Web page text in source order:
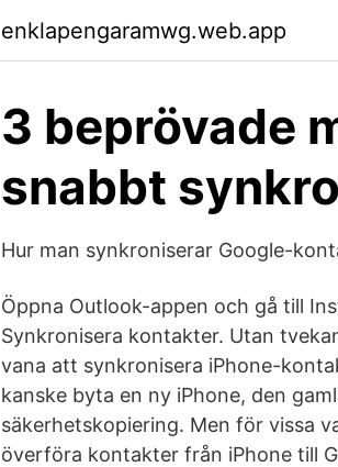
enklapengaramwg.web.app
3 beprövade
snabbt
Hur man synkroniserar Google-
Öppna Outlook-appen och gå till
Synkronisera kontakter. Utan
vana att synkronisera iPhone-
kanske byta en ny iPhone, den
säkerhetskopiering. Men för vissa
överföra kontakter från iPhone till